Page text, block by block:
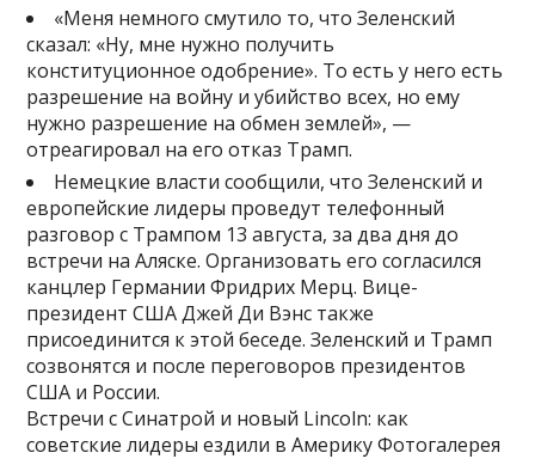
«Меня немного смутило то, что Зеленский
сказал: «Ну, мне нужно получить
конституционное одобрение». То есть у него есть
разрешение на войну и убийство всех, но ему
нужно разрешение на обмен землей», —
отреагировал на его отказ Трамп.
Немецкие власти сообщили, что Зеленский и
европейские лидеры проведут телефонный
разговор с Трампом 13 августа, за два дня до
встречи на Аляске. Организовать его согласился
канцлер Германии Фридрих Мерц. Вице-
президент США Джей Ди Вэнс также
присоединится к этой беседе. Зеленский и Трамп
созвонятся и после переговоров президентов
США и России.
Встречи с Синатрой и новый Lincoln: как
советские лидеры ездили в Америку Фотогалерея